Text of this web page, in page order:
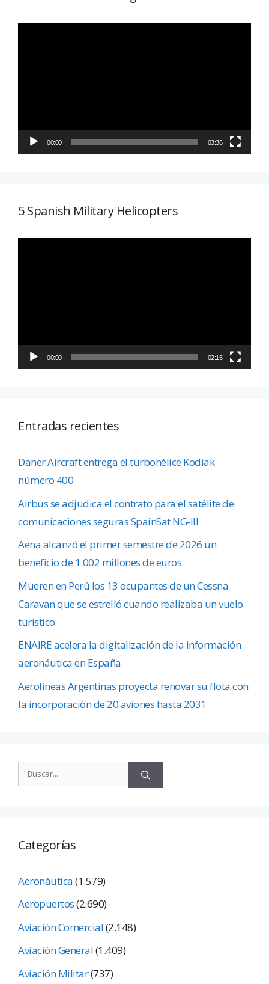
00:00 03:36
5 Spanish Military Helicopters
00:00 02:15
Entradas recientes
Daher Aircraft entrega el turbohélice Kodiak
número 400
Airbus se adjudica el contrato para el satélite de
comunicaciones seguras SpainSat NG-III
Aena alcanzó el primer semestre de 2026 un
beneficio de 1.002 millones de euros
Mueren en Perú los 13 ocupantes de un Cessna
Caravan que se estrelló cuando realizaba un vuelo
turístico
ENAIRE acelera la digitalización de la información
aeronáutica en España
Aerolíneas Argentinas proyecta renovar su flota con
la incorporación de 20 aviones hasta 2031
Categorías
Aeronáutica(1.579)
Aeropuertos(2.690)
Aviación Comercial(2.148)
Aviación General(1.409)
Aviación Militar(737)